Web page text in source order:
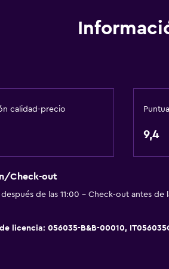
calidad-precio
9,4
Check-out
de las 11:00 - Check-out antes de
licencia: 056035-B&B-00010,